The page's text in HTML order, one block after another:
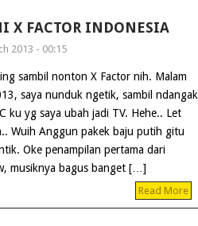
X FACTOR INDONESIA
2013 - 00:15
sambil nonton X Factor nih. Malam
saya nunduk ngetik, sambil ndangak
ku yg saya ubah jadi TV. Hehe.. Let
Wuih Anggun pakek baju putih gitu
Oke penampilan pertama dari
musiknya bagus banget […]
Read More